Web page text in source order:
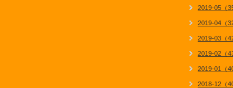
2019-05（35
2019-04（32
2019-03（42
2019-02（43
2019-01（40
2018-12（40